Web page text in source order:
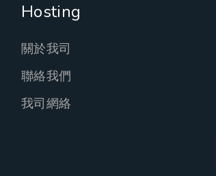
Hosting
關於我司
聯絡我們
我司網絡